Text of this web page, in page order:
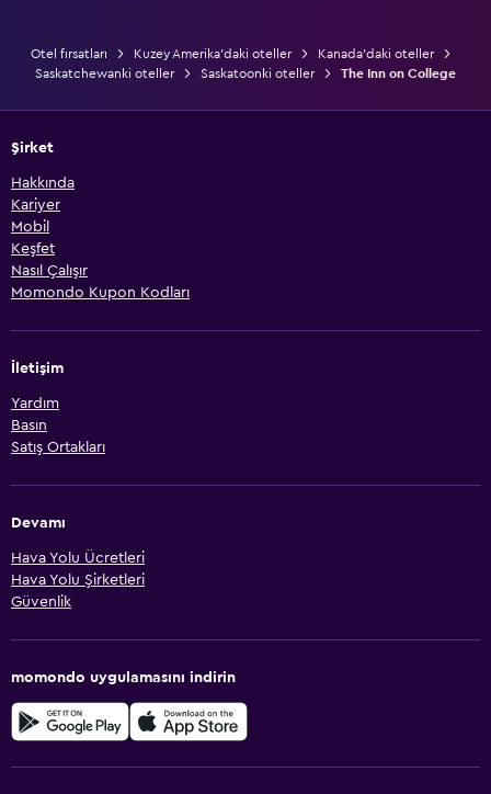
Otel fırsatları Kuzey Amerika'daki oteller
Kanada'daki oteller
Saskatchewanki oteller
Saskatoonki oteller The Inn on College
Şirket
Hakkında
Kariyer
Mobil
Keşfet
Nasıl Çalışır
Momondo Kupon Kodları
İletişim
Yardım
Basın
Satış Ortakları
Devamı
Hava Yolu Ücretleri
Hava Yolu Şirketleri
Güvenlik
momondo uygulamasını indirin